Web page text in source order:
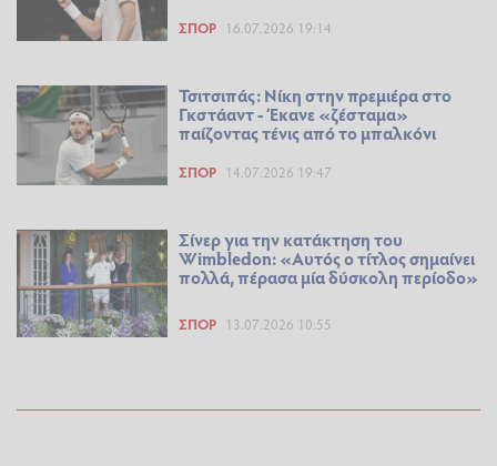
ΣΠΟΡ 16.07.2026 19:14
Τσιτσιπάς: Νίκη στην πρεμιέρα στο
Γκστάαντ - Έκανε «ζέσταμα»
παίζοντας τένις από το μπαλκόνι
ΣΠΟΡ 14.07.2026 19:47
Σίνερ για την κατάκτηση του
Wimbledon: «Αυτός ο τίτλος σημαίνει
πολλά, πέρασα μία δύσκολη περίοδο»
ΣΠΟΡ 13.07.2026 10:55